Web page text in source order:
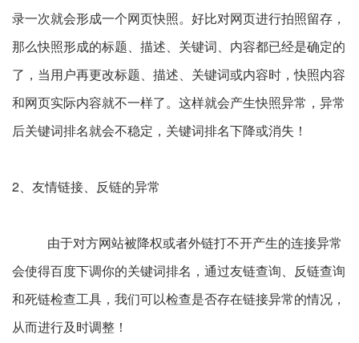
录一次就会形成一个网页快照。好比对网页进行拍照留存，
那么快照形成的标题、描述、关键词、内容都已经是确定的
了，当用户再更改标题、描述、关键词或内容时，快照内容
和网页实际内容就不一样了。这样就会产生快照异常，异常
后关键词排名就会不稳定，关键词排名下降或消失！
2、友情链接、反链的异常
由于对方网站被降权或者外链打不开产生的连接异常
会使得百度下调你的关键词排名，通过友链查询、反链查询
和死链检查工具，我们可以检查是否存在链接异常的情况，
从而进行及时调整！